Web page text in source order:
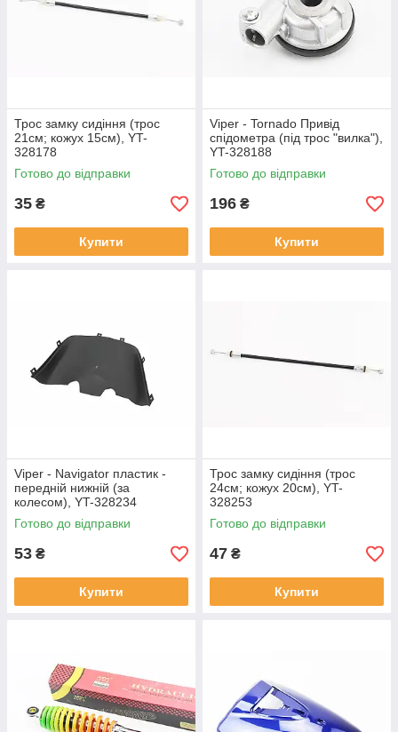
Трос замку сидіння (трос
21см; кожух 15см), YT-
328178
Готово до відправки
35 ₴
Купити
Viper - Tornado Привід
спідометра (під трос "вилка"),
YT-328188
Готово до відправки
196 ₴
Купити
Viper - Navigator пластик -
передній нижній (за
колесом), YT-328234
Готово до відправки
53 ₴
Купити
Трос замку сидіння (трос
24см; кожух 20см), YT-
328253
Готово до відправки
47 ₴
Купити